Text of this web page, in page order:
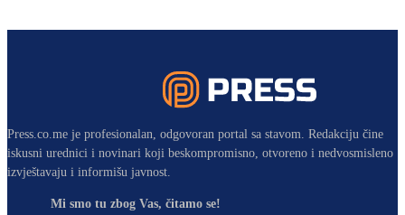
Press.co.me je profesionalan, odgovoran portal sa stavom. Redakciju čine
iskusni urednici i novinari koji beskompromisno, otvoreno i nedvosmisleno
izvještavaju i informišu javnost.
Mi smo tu zbog Vas, čitamo se!